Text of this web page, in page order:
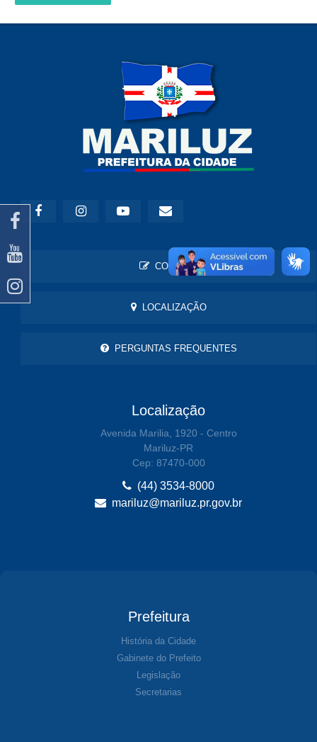
CONTATO
LOCALIZAÇÃO
PERGUNTAS FREQUENTES
Localização
Avenida Marilia, 1920 - Centro
Mariluz-PR
Cep: 87470-000
(44) 3534-8000
mariluz@mariluz.pr.gov.br
Prefeitura
História da Cidade
Gabinete do Prefeito
Legislação
Secretarias